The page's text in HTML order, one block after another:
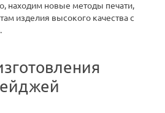
находим новые методы печати,
изделия высокого качества с